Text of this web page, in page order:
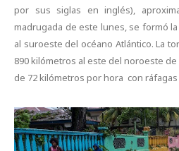
por sus siglas en inglés),
madrugada de este lunes, se formó
al suroeste del océano Atlántico. La
890 kilómetros al este del noroeste
de 72 kilómetros por hora con ráfagas